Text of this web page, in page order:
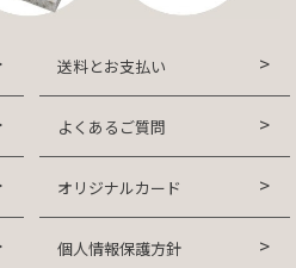
送料とお支払い
よくあるご質問
オリジナルカード
個人情報保護方針